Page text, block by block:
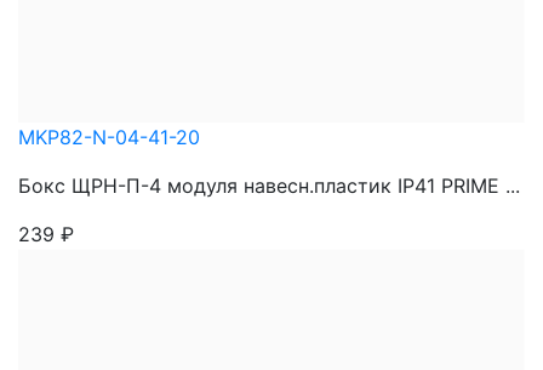
MKP82-N-04-41-20
Бокс ЩРН-П-4 модуля навесн.пластик IP41 PRIME ...
239 ₽